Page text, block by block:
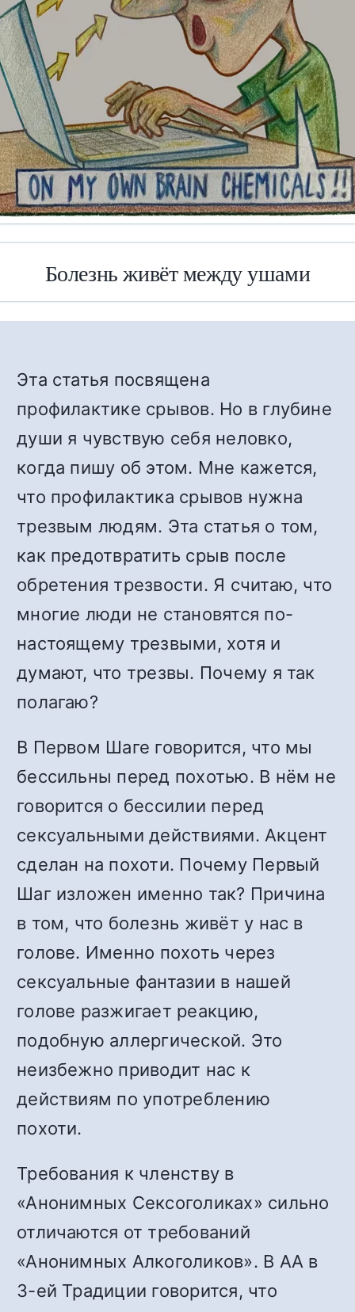
Болезнь живёт между ушами
Эта статья посвящена
профилактике срывов. Но в глубине
души я чувствую себя неловко,
когда пишу об этом. Мне кажется,
что профилактика срывов нужна
трезвым людям. Эта статья о том,
как предотвратить срыв после
обретения трезвости. Я считаю, что
многие люди не становятся по-
настоящему трезвыми, хотя и
думают, что трезвы. Почему я так
полагаю?
В Первом Шаге говорится, что мы
бессильны перед похотью. В нём не
говорится о бессилии перед
сексуальными действиями. Акцент
сделан на похоти. Почему Первый
Шаг изложен именно так? Причина
в том, что болезнь живёт у нас в
голове. Именно похоть через
сексуальные фантазии в нашей
голове разжигает реакцию,
подобную аллергической. Это
неизбежно приводит нас к
действиям по употреблению
похоти.
Требования к членству в
«Анонимных Сексоголиках» сильно
отличаются от требований
«Анонимных Алкоголиков». В АА в
3-ей Традиции говорится, что